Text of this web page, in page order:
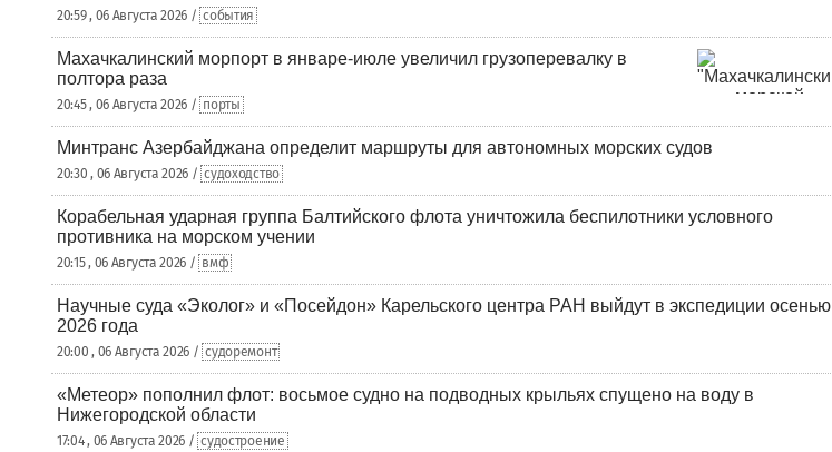
20:59 , 06 Августа 2026 / события
Махачкалинский морпорт в январе-июле увеличил грузоперевалку в
полтора раза
20:45 , 06 Августа 2026 / порты
Минтранс Азербайджана определит маршруты для автономных морских судов
20:30 , 06 Августа 2026 / судоходство
Корабельная ударная группа Балтийского флота уничтожила беспилотники условного
противника на морском учении
20:15 , 06 Августа 2026 / вмф
Научные суда «Эколог» и «Посейдон» Карельского центра РАН выйдут в экспедиции осенью
2026 года
20:00 , 06 Августа 2026 / судоремонт
«Метеор» пополнил флот: восьмое судно на подводных крыльях спущено на воду в
Нижегородской области
17:04 , 06 Августа 2026 / судостроение